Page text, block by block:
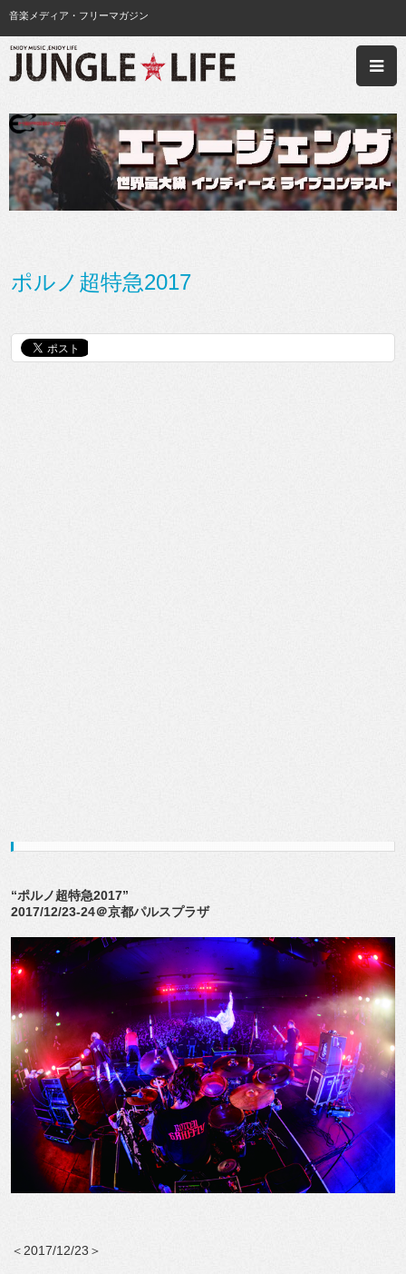
音楽メディア・フリーマガジン
ポルノ超特急2017
“ポルノ超特急2017”
2017/12/23-24＠京都パルスプラザ
＜2017/12/23＞